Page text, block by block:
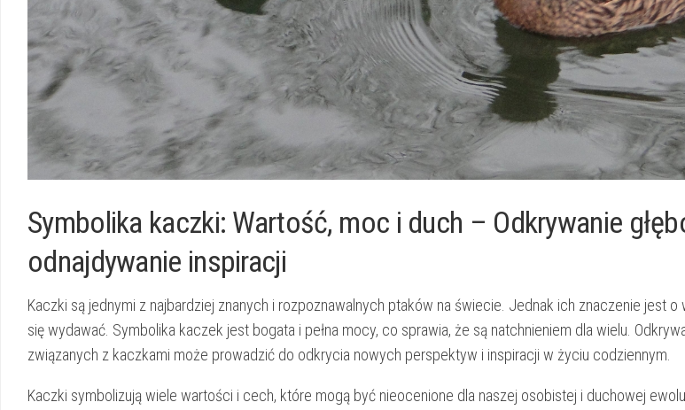
Symbolika kaczki: Wartość,⁤ moc i duch – Odkrywanie
odnajdywanie inspiracji
Kaczki są jednymi z najbardziej ‌znanych i rozpoznawalnych ptaków⁢ na świecie. Jednak ich znaczenie jest o​
się wydawać. Symbolika kaczek jest bogata i pełna mocy, co sprawia, że‌ są natchnieniem dla wielu.⁣
związanych z kaczkami może prowadzić do odkrycia nowych perspektyw i inspiracji w życiu codziennym.
Kaczki ​symbolizują wiele wartości i cech,⁢ które ‍mogą być nieocenione dla naszej osobistej i ⁢duchowej